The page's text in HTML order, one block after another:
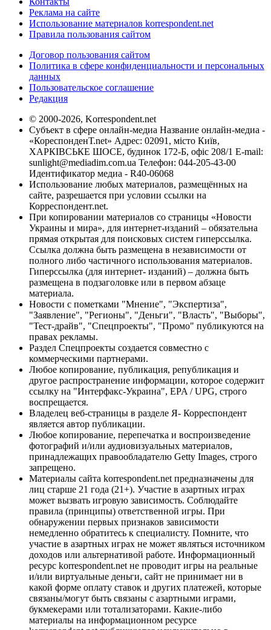
Реклама на сайте
Использование материалов korrespondent.net
Правила пользования сайтом
Договор пользования сайтом
Политика в сфере конфиденциальности и персональных
данных
Пользовательское соглашение
Редакция
© 2000-2026, Korrespondent.net
Субъект в сфере онлайн-медиа Название онлайн-медиа -
«КореспонденТ.net» Адрес: 02091, місто Київ,
ХАРКІВСЬКЕ ШОСЕ, будинок 172-Б, офіс 208/1 E-mail:
sunlight@mediadim.com.ua Телефон: 044-205-43-00
Идентификатор медиа - R40-06068
Использование любых материалов, размещённых на
сайте, разрешается при условии ссылки на
Корреспондент.net.
При копировании материалов со страницы «Новости
Украины и мира», для интернет-изданий – обязательна
прямая открытая для поисковых систем гиперссылка.
Ссылка должна быть размещена в независимости от
полного либо частичного использования материалов.
Гиперссылка (для интернет- изданий) – должна быть
размещена в подзаголовке или в первом абзаце
материала.
Новости с пометками "Мнение", "Экспертиза",
"Заявление", "Регионы", "Деньги", "Власть", "Выборы",
"Тест-драйв", "Спецпроекты", "Промо" публикуются на
правах рекламы.
Раздел Спецпроекты создается совместно с
коммерческими партнерами.
Любое копирование, публикация, републикация и
другое распространение информации, которое содержит
ссылку на "Интерфакс-Украина", EPA / UPG, строго
воспрещается.
Владелец веб-страницы в разделе Я- Корреспондент
является автор публикации.
Любое копирование, перепечатка и воспроизведение
фотографий и/или аудиовизуальных материалов,
принадлежащих правообладателю Getty Images, строго
запрещено.
Материалы сайта korrespondent.net предназначены для
лиц старше 21 года (21+). Участие в азартных играх
может вызвать игровую зависимость. Соблюдайте
правила (принципы) ответственной игры. При
обнаружении первых признаков зависимости
немедленно обратитесь к специалисту. Помните, что
участие в азартных играх не может являться источником
доходов или альтернативой работе. Информационный
ресурс korrespondent.net не проводит игры на реальные
и/или виртуальные деньги, сайт не принимает ни в
какой форме оплату ставок и других платежей, которые
связаны/могут быть связаны с азартными играми,
букмекерами или тотализаторами. Какие-либо
материалы на информационном ресурсе